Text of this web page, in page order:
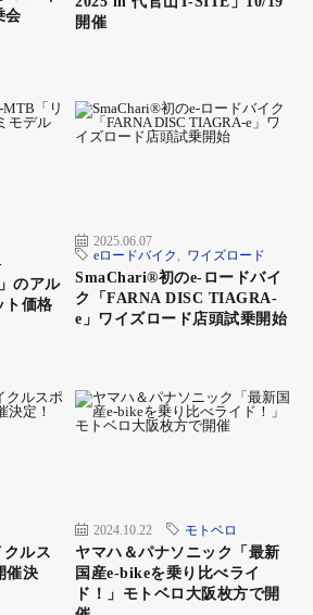
会
開催
のアル
ト価格
2025.06.07
eロードバイク
ワイズロード
SmaChari®︎初のe-ロードバイ
ク「FARNA DISC TIAGRA-
e」ワイズロード店頭試乗開始
クルス
催決
2024.10.22 モトベロ
ヤマハ＆パナソニック「最新
国産e-bikeを乗り比べライ
ド！」モトベロ大阪枚方で開